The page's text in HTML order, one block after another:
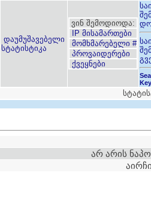
დაუმუშავებელი
სტატისტიკა
ვინ შემოდიოდა:
IP მისამართები
მომხმარებელი #
პროვაიდერები
ქვეყნები
არ არის